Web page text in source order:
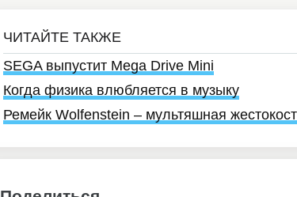
SEGA выпустит Mega Drive Mini
Когда физика влюбляется в музыку
Ремейк Wolfenstein – мультяшная